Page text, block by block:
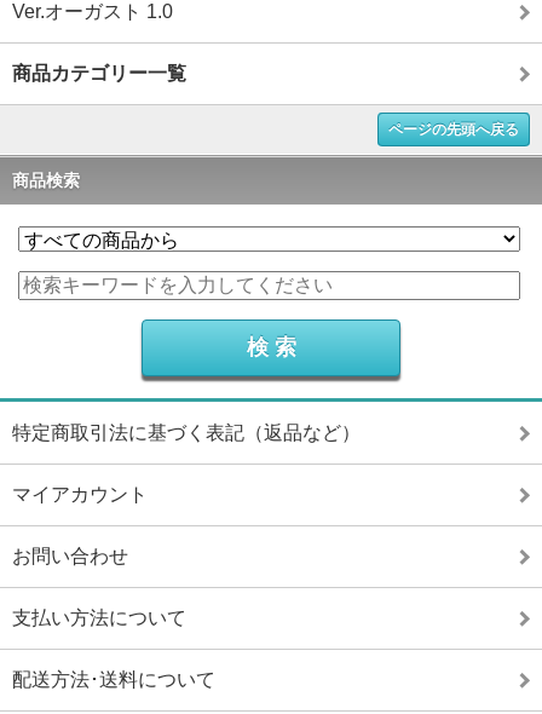
Ver.オーガスト 1.0
商品カテゴリー一覧
ページの先頭へ戻る
商品検索
特定商取引法に基づく表記（返品など）
マイアカウント
お問い合わせ
支払い方法について
配送方法･送料について